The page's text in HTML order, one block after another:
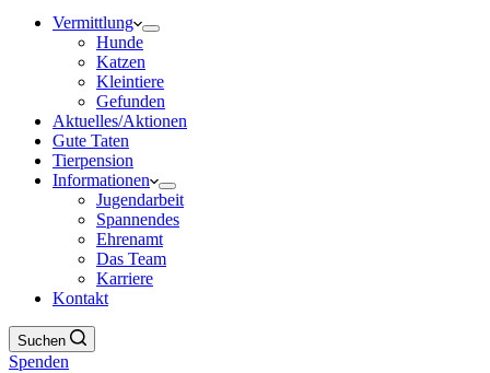
Vermittlung
Hunde
Katzen
Kleintiere
Gefunden
Aktuelles/Aktionen
Gute Taten
Tierpension
Informationen
Jugendarbeit
Spannendes
Ehrenamt
Das Team
Karriere
Kontakt
Suchen
Spenden